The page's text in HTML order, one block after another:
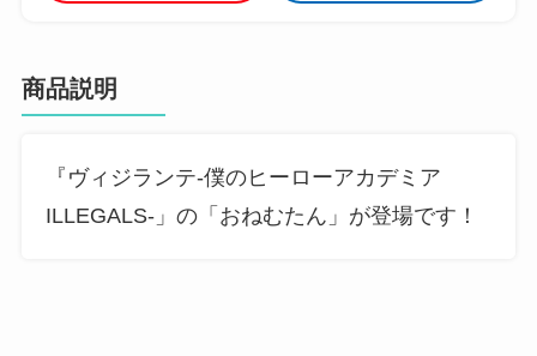
商品説明
『ヴィジランテ-僕のヒーローアカデミア
ILLEGALS-」の「おねむたん」が登場です！